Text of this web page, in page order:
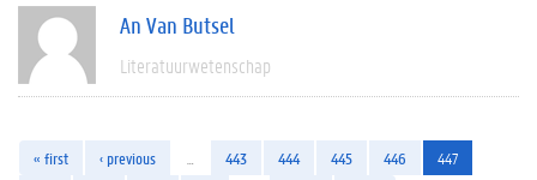
An Van Butsel
Literatuurwetenschap
« first ‹ previous 443 444 445 446
447